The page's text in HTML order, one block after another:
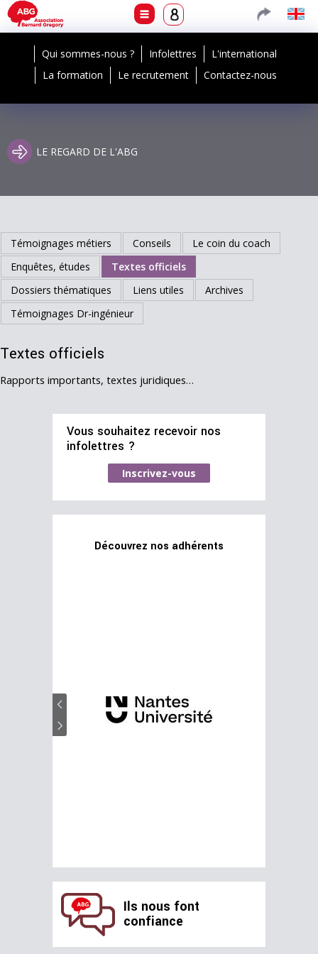
Qui sommes-nous ? Infolettres
L'international
La formation
Le recrutement Contactez-nous
LE REGARD DE L'ABG
Témoignages métiers Conseils
Le coin du coach
Enquêtes, études
Textes officiels
Dossiers thématiques
Liens utiles
Archives
Témoignages Dr-ingénieur
Textes officiels
Rapports importants, textes juridiques…
Vous souhaitez recevoir nos
infolettres ?
Inscrivez-vous
Découvrez nos adhérents
Ils nous font
confiance